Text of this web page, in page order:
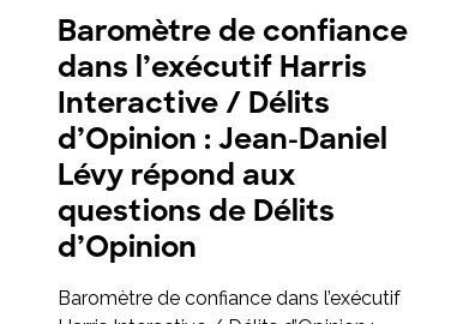
Baromètre de confiance
dans l’exécutif Harris
Interactive / Délits
d’Opinion : Jean-Daniel
Lévy répond aux
questions de Délits
d’Opinion
Baromètre de confiance dans l’exécutif